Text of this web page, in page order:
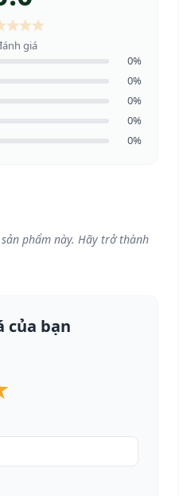
giá
0%
0%
0%
0%
0%
phẩm này. Hãy trở thành
của bạn